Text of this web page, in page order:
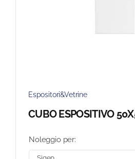
Espositori&Vetrine
CUBO ESPOSITIVO
Noleggio per: